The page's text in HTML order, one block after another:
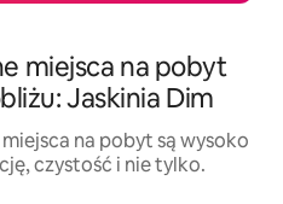
miejsca na pobyt
Jaskinia Dim
na pobyt są wysoko
czystość i nie tylko.